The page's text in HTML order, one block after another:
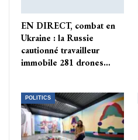
EN DIRECT, combat en
Ukraine : la Russie
cautionné travailleur
immobile 281 drones…
POLITICS